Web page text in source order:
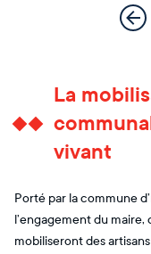
La
vivant
Porté par la commune
l’engagement du maire,
mobiliseront des